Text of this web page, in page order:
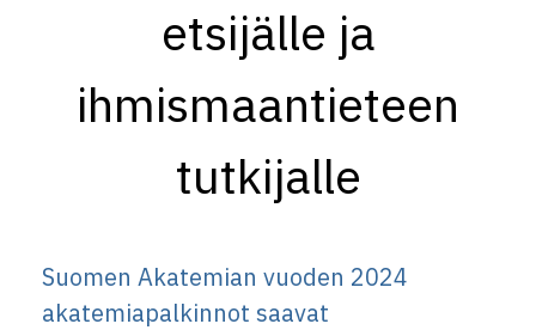
etsijälle ja
ihmismaantieteen
tutkijalle
Suomen Akatemian vuoden 2024
akatemiapalkinnot saavat